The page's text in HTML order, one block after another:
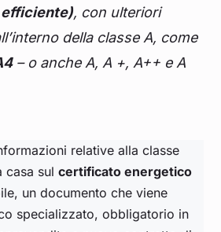
efficiente), con ulteriori
della classe A, come
– o anche A, A +, A++ e A
relative alla classe
casa sulcertificato energetico
un documento che viene
specializzato, obbligatorio in